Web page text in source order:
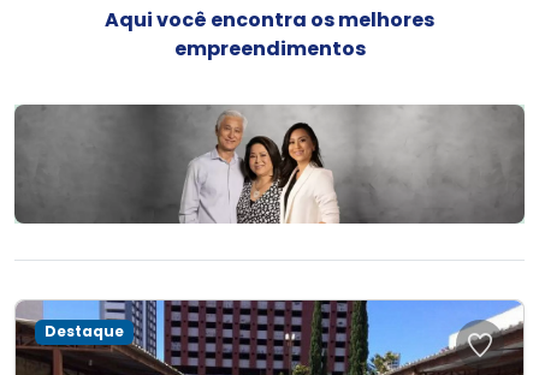
Aqui você encontra os melhores
empreendimentos
Destaque